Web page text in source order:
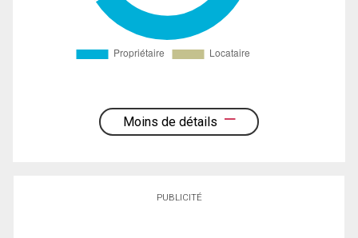
Moins de détails
PUBLICITÉ